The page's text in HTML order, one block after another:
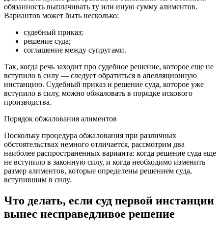
обязанность выплачивать ту или иную сумму алиментов.
Вариантов может быть несколько:
судебный приказ;
решение суда;
соглашение между супругами.
Так, когда речь заходит про судебное решение, которое еще не
вступило в силу — следует обратиться в апелляционную
инстанцию. Судебный приказ и решение суда, которое уже
вступило в силу, можно обжаловать в порядке искового
производства.
Порядок обжалования алиментов
Поскольку процедура обжалования при различных
обстоятельствах немного отличается, рассмотрим два
наиболее распространенных варианта: когда решение суда еще
не вступило в законную силу, и когда необходимо изменить
размер алиментов, которые определены решением суда,
вступившим в силу.
Что делать, если суд первой инстанции
вынес несправедливое решение